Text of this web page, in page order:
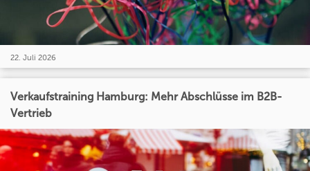
22. Juli 2026
Verkaufstraining Hamburg: Mehr Abschlüsse im B2B-
Vertrieb